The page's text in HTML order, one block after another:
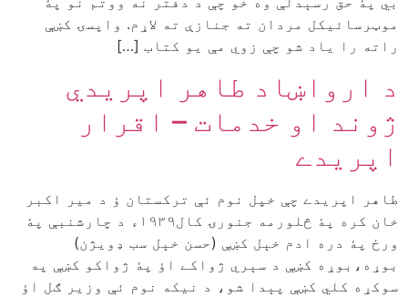
موټرسائيکل مردان ته جنازې ته لاړم. واپسۍ کښې
راته را ياد شو چې زوي مې يو کتاب […]
د ارواښاد طاهر اپريدي
ژوند او خدمات – اقرار
اپريدے
طاهر اپريدے چې خپل نوم ئې ترکستان ؤ د مير اکبر
خان کره پۀ څلورمه جنورۍ کال۱۹۳۹ء د چارشنبې پۀ
ورځ پۀ دره ادم خېل کښې (حسن خېل سب ډويژن)
بوړه،بوړه کښې د سېري ژواکے اؤ پۀ ژواکو کښې په
سوکړه کلي کښې پېدا شو، د نيکه نوم ئې وزير ګل اؤ